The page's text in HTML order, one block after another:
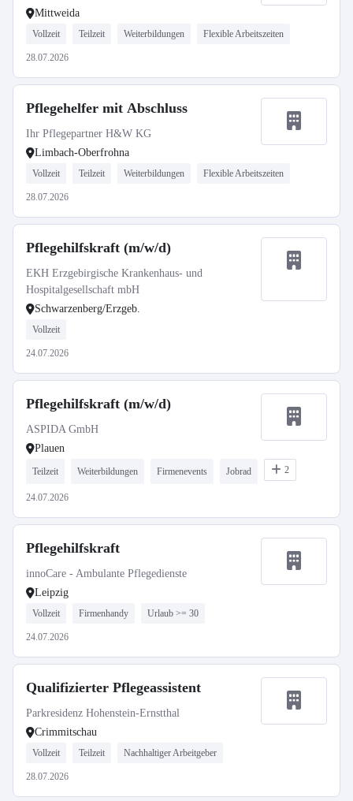
Mittweida
Vollzeit Teilzeit Weiterbildungen Flexible Arbeitszeiten
28.07.2026
Pflegehelfer mit Abschluss
Ihr Pflegepartner H&W KG
Limbach-Oberfrohna
Vollzeit Teilzeit Weiterbildungen Flexible Arbeitszeiten
28.07.2026
Pflegehilfskraft (m/w/d)
EKH Erzgebirgische Krankenhaus- und
Hospitalgesellschaft mbH
Schwarzenberg/Erzgeb.
Vollzeit
24.07.2026
Pflegehilfskraft (m/w/d)
ASPIDA GmbH
Plauen
Teilzeit Weiterbildungen Firmenevents Jobrad 2
24.07.2026
Pflegehilfskraft
innoCare - Ambulante Pflegedienste
Leipzig
Vollzeit Firmenhandy Urlaub >= 30
24.07.2026
Qualifizierter Pflegeassistent
Parkresidenz Hohenstein-Ernstthal
Crimmitschau
Vollzeit Teilzeit Nachhaltiger Arbeitgeber
28.07.2026